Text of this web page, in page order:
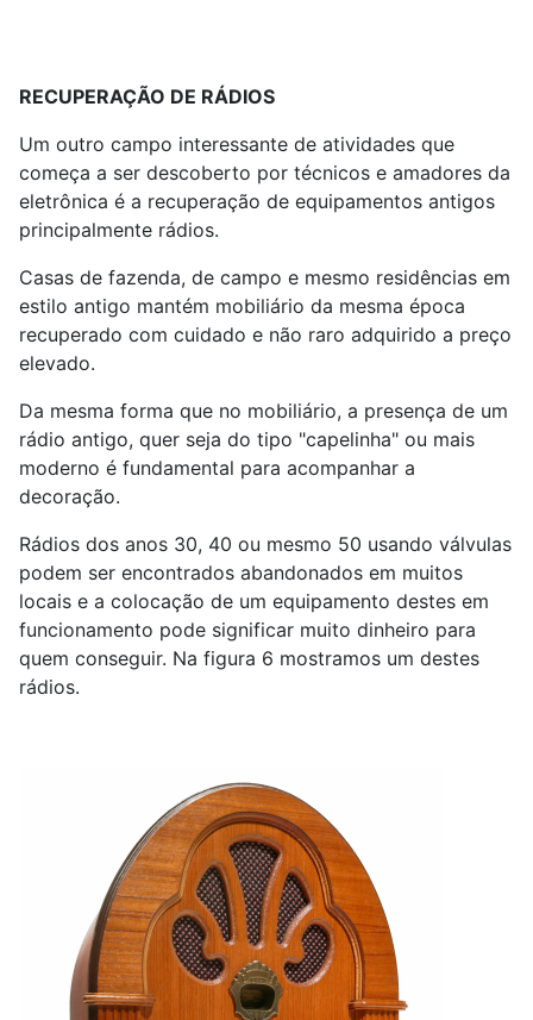
RECUPERAÇÃO DE RÁDIOS
Um outro campo interessante de atividades que
começa a ser descoberto por técnicos e amadores da
eletrônica é a recuperação de equipamentos antigos
principalmente rádios.
Casas de fazenda, de campo e mesmo residências em
estilo antigo mantém mobiliário da mesma época
recuperado com cuidado e não raro adquirido a preço
elevado.
Da mesma forma que no mobiliário, a presença de um
rádio antigo, quer seja do tipo "capelinha" ou mais
moderno é fundamental para acompanhar a
decoração.
Rádios dos anos 30, 40 ou mesmo 50 usando válvulas
podem ser encontrados abandonados em muitos
locais e a colocação de um equipamento destes em
funcionamento pode significar muito dinheiro para
quem conseguir. Na figura 6 mostramos um destes
rádios.